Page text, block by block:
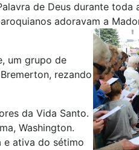
de Deus durante toda
adoravam a
um grupo de
rezando
da Vida Santo.
Washington.
e ativa do sétimo